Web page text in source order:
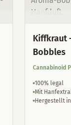
Kiffkraut
Bobbles
Cannabinoid
100% legal
Mit
Hergestellt